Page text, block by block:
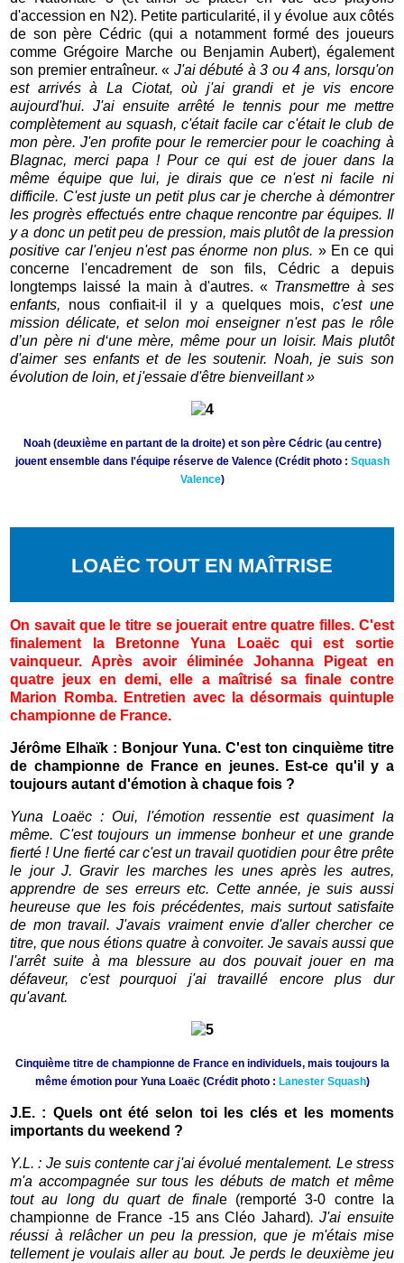
d'accession en N2). Petite particularité, il y évolue aux côtés
de son père Cédric (qui a notamment formé des joueurs
comme Grégoire Marche ou Benjamin Aubert), également
son premier entraîneur. « J'ai débuté à 3 ou 4 ans, lorsqu'on
est arrivés à La Ciotat, où j'ai grandi et je vis encore
aujourd'hui. J'ai ensuite arrêté le tennis pour me mettre
complètement au squash, c'était facile car c'était le club de
mon père. J'en profite pour le remercier pour le coaching à
Blagnac, merci papa ! Pour ce qui est de jouer dans la
même équipe que lui, je dirais que ce n'est ni facile ni
difficile. C'est juste un petit plus car je cherche à démontrer
lesprogrès effectués entre chaque rencontre par équipes. Il
y a donc un petit peu de pression, mais plutôt de la pression
positive car l'enjeu n'est pas énorme non plus. » En ce qui
concerne l'encadrement de son fils, Cédric a depuis
longtemps laissé la main à d'autres. « Transmettre à ses
enfants, nous confiait-il il y a quelques mois, c'est une
mission délicate, et selon moi enseigner n'est pas le rôle
d’un père ni d‘une mère, même pour un loisir. Mais plutôt
d'aimer ses enfants et de les soutenir. Noah, je suis son
évolution de loin, et j'essaie d'être bienveillant »
Noah (deuxième en partant de la droite) et son père Cédric (au centre)
jouent ensemble dans l'équipe réserve de Valence (Crédit photo : Squash
Valence)
LOAËC TOUT EN MAÎTRISE
On savait que le titre se jouerait entre quatre filles. C'est
finalement la Bretonne Yuna Loaëc qui est sortie
vainqueur. Après avoir éliminée Johanna Pigeat en
quatre jeux en demi, elle a maîtrisé sa finale contre
Marion Romba. Entretien avec la désormais quintuple
championne de France.
Jérôme Elhaïk : Bonjour Yuna. C'est ton cinquième titre
de championne de France en jeunes. Est-ce qu'il y a
toujours autant d'émotion à chaque fois ?
Yuna Loaëc : Oui, l'émotion ressentie est quasiment la
même. C'est toujours un immense bonheur et une grande
fierté ! Une fierté car c'est un travail quotidien pour être prête
le jour J. Gravir les marches les unes après les autres,
apprendre de ses erreurs etc. Cette année, je suis aussi
heureuse que les fois précédentes, mais surtout satisfaite
de mon travail. J'avais vraiment envie d'aller chercher ce
titre, que nous étions quatre à convoiter. Je savais aussi que
l'arrêt suite à ma blessure au dos pouvait jouer en ma
défaveur, c'est pourquoi j'ai travaillé encore plus dur
qu'avant.
Cinquième titre de championne de France en individuels, mais toujours la
même émotion pour Yuna Loaëc (Crédit photo : Lanester Squash)
J.E. : Quels ont été selon toi les clés et les moments
importants du weekend ?
Y.L. : Je suis contente car j'ai évolué mentalement. Le stress
m'a accompagnée sur tous les débuts de match et même
tout au long du quart de finale (remporté 3-0 contre la
championne de France -15 ans Cléo Jahard). J'ai ensuite
réussi à relâcher un peu la pression, que je m'étais mise
tellement je voulais aller au bout. Je perds le deuxième jeu